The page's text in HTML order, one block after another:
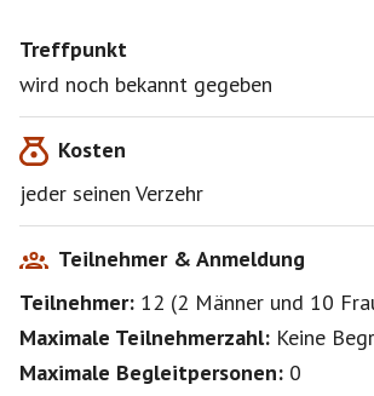
Treffpunkt
wird noch bekannt gegeben
Kosten
jeder seinen Verzehr
Teilnehmer & Anmeldung
Teilnehmer: 12 (2 Männer und 10
Maximale Teilnehmerzahl: Keine
Maximale Begleitpersonen: 0